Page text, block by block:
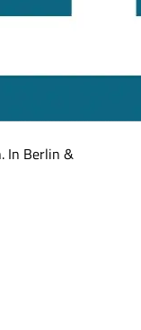
In Berlin &